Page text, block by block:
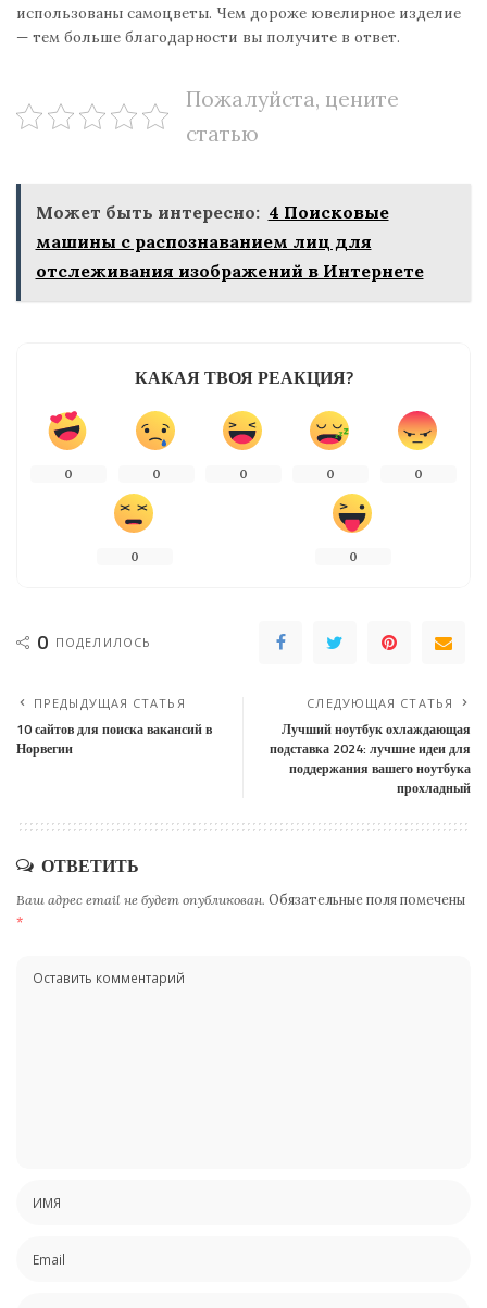
использованы самоцветы. Чем дороже ювелирное изделие
— тем больше благодарности вы получите в ответ.
Пожалуйста, цените
статью
Может быть интересно: 4 Поисковые
машины с распознаванием лиц для
отслеживания изображений в Интернете
КАКАЯ ТВОЯ РЕАКЦИЯ?
0 0 0 0 0
0 0
0 ПОДЕЛИЛОСЬ
ПРЕДЫДУЩАЯ СТАТЬЯ
10 сайтов для поиска вакансий в
Норвегии
СЛЕДУЮЩАЯ СТАТЬЯ
Лучший ноутбук охлаждающая
подставка 2024: лучшие идеи для
поддержания вашего ноутбука
прохладный
ОТВЕТИТЬ
Ваш адрес email не будет опубликован. Обязательные поля помечены
*